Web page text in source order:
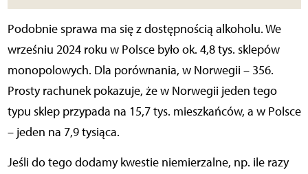
Podobnie sprawa ma się z dostępnością alkoholu. We
wrześniu 2024 roku w Polsce było ok. 4,8 tys. sklepów
monopolowych. Dla porównania, w Norwegii – 356.
Prosty rachunek pokazuje, że w Norwegii jeden tego
typu sklep przypada na 15,7 tys. mieszkańców, a w Polsce
– jeden na 7,9 tysiąca.
Jeśli do tego dodamy kwestie niemierzalne, np. ile razy